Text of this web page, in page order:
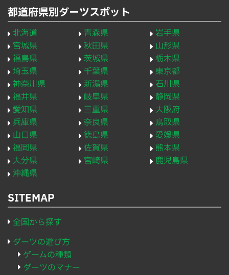
都道府県別ダーツスポット
北海道 青森県
岩手県
宮城県
秋田県
山形県
福島県
茨城県
栃木県
埼玉県
千葉県
東京都
神奈川県
新潟県
石川県
福井県
岐阜県
静岡県
愛知県
三重県
大阪府
兵庫県
奈良県
鳥取県
山口県
徳島県
愛媛県
福岡県
佐賀県
熊本県
大分県
宮崎県
鹿児島県
沖縄県
SITEMAP
全国から探す
ダーツの遊び方
ゲームの種類
ダーツのマナー